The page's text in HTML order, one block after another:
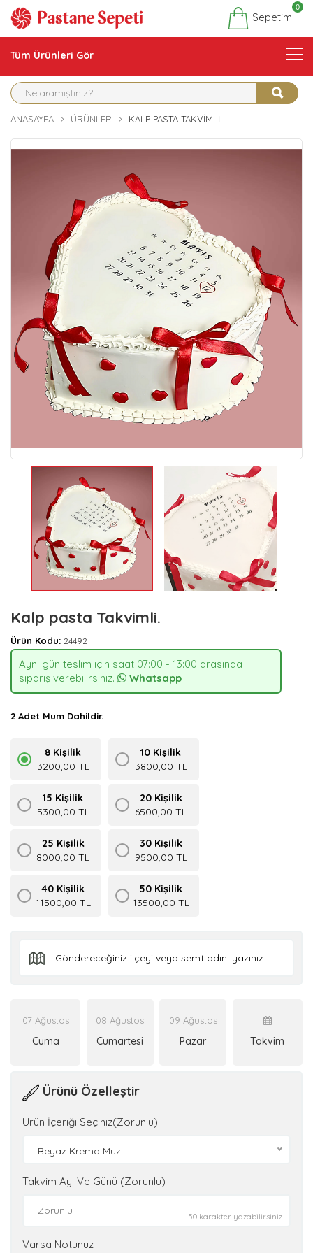
Sepetim
0
Tüm Ürünleri Gör
ANASAYFA ÜRÜNLER KALP PASTA TAKVIMLI.
Kalp pasta Takvimli.
Ürün Kodu: 24492
Aynı gün teslim için saat 07:00 - 13:00 arasında
sipariş verebilirsiniz.
Whatsapp
2 Adet Mum Dahildir.
8 Kişilik
3200,00 TL
10 Kişilik
3800,00 TL
15 Kişilik
5300,00 TL
20 Kişilik
6500,00 TL
25 Kişilik
8000,00 TL
30 Kişilik
9500,00 TL
40 Kişilik
11500,00 TL
50 Kişilik
13500,00 TL
07 Ağustos
Cuma
08 Ağustos
Cumartesi
09 Ağustos
Pazar Takvim
Ürünü Özelleştir
Ürün İçeriği Seçiniz(Zorunlu)
Beyaz Krema Muz
Takvim Ayı Ve Günü (Zorunlu)
50 karakter yazabilirsiniz.
Varsa Notunuz